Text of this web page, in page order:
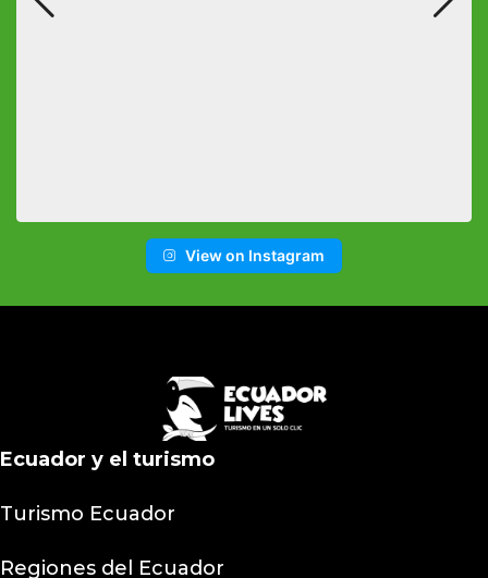
View on Instagram
Ecuador y el turismo
Turismo Ecuador
Regiones del Ecuador